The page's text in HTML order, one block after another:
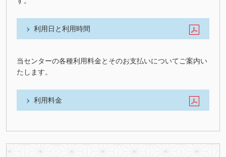
利用日と利用時間
当センターの各種利用料金とそのお支払いについてご案内い
たします。
利用料金